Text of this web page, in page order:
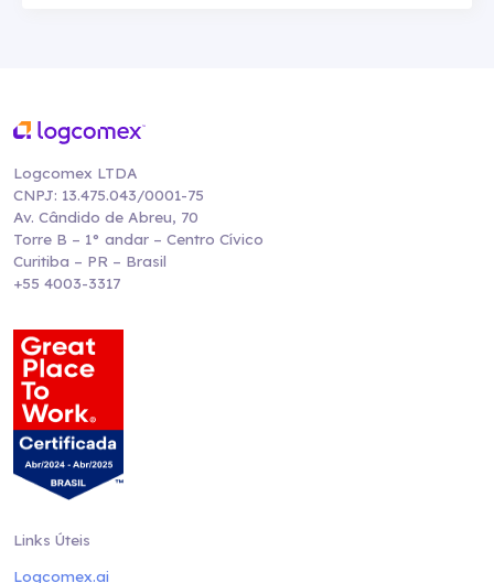
Logcomex LTDA
CNPJ: 13.475.043/0001-75
Av. Cândido de Abreu, 70
Torre B – 1° andar – Centro Cívico
Curitiba – PR – Brasil
+55 4003-3317
Links Úteis
Logcomex.ai